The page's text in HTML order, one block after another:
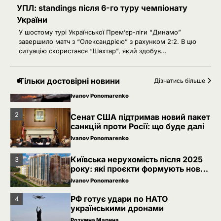
УПЛ: standings після 6-го туру чемпіонату
України
У шостому турі Української Прем’єр-ліги “Динамо”
завершило матч з “Олександрією” з рахунком 2:2. В цю
ситуацію скористався “Шахтар”, який здобув…
Тільки достовірні новини Дізнатись більше
Розумна Марина
РФ знеструмила Херсон: коли
повернуть світло в оселі
Розумна Марина
над військовою базою Німеччини,
де ремонтують Patriot
Ivanov Ponomarenko
2
Сенат США підтримав новий пакет
санкцій проти Росії: що буде далі
Ivanov Ponomarenko
3
Київська нерухомість після 2025
року: які проєкти формують новий
вигляд столиці
Ivanov Ponomarenko
4
РФ готує удари по НАТО
українськими дронами